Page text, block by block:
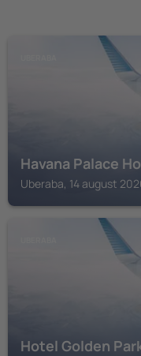
Havana Palace
Uberaba, 14 august
Hotel Golden